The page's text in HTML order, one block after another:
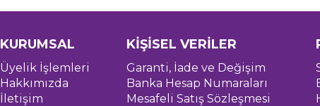
KURUMSAL
Üyelik İşlemleri
Hakkımızda
İletişim
KİŞİSEL VERİLER
Garanti, İade ve Değişim
Banka Hesap Numaraları
Mesafeli Satış Sözleşmesi